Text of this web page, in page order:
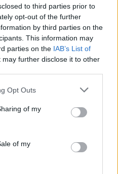
to third parties prior to
opt-out of the further
by third parties on the
This information may
parties on the IAB’s List of
may further disclose it to other
uses one or more Google
behaviour. You may click to
and its third-party tags to
purposes in below Google
Opt Outs
of my
of my
#SOROZAT